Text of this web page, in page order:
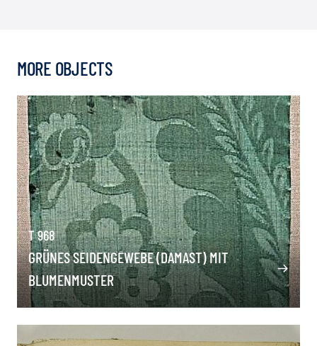
MORE OBJECTS
T 968
GRÜNES SEIDENGEWEBE (DAMAST) MIT
BLUMENMUSTER